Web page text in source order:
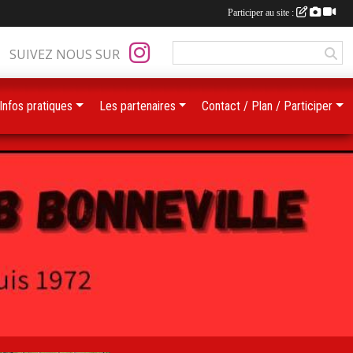
SUIVEZ NOUS SUR
pratiques Les partenaires Contact / Plan / Participer
Participer au site :